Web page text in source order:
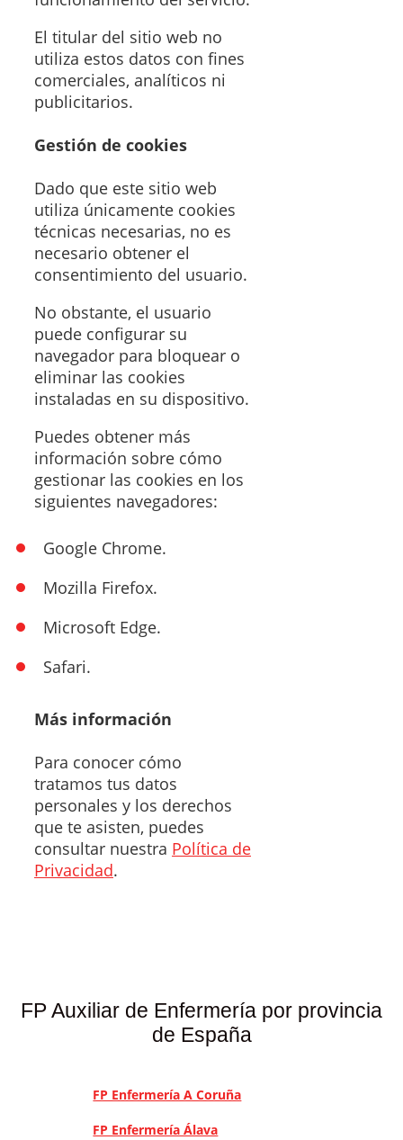
El titular del sitio web no
utiliza estos datos con fines
comerciales, analíticos ni
publicitarios.
Gestión de cookies
Dado que este sitio web
utiliza únicamente cookies
técnicas necesarias, no es
necesario obtener el
consentimiento del usuario.
No obstante, el usuario
puede configurar su
navegador para bloquear o
eliminar las cookies
instaladas en su dispositivo.
Puedes obtener más
información sobre cómo
gestionar las cookies en los
siguientes navegadores:
Google Chrome.
Mozilla Firefox.
Microsoft Edge.
Safari.
Más información
Para conocer cómo
tratamos tus datos
personales y los derechos
que te asisten, puedes
consultar nuestra Política de
Privacidad.
FP Auxiliar de Enfermería por provincia
de España
FP Enfermería A Coruña
FP Enfermería Álava